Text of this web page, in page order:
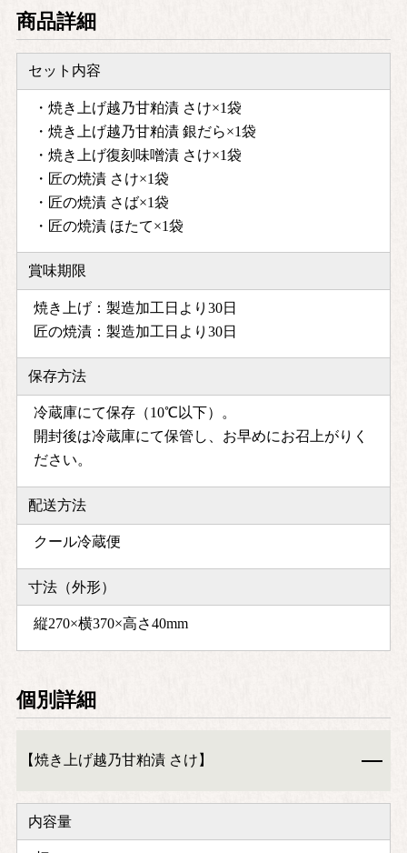
商品詳細
セット内容
・焼き上げ越乃甘粕漬 さけ×1袋
・焼き上げ越乃甘粕漬 銀だら×1袋
・焼き上げ復刻味噌漬 さけ×1袋
・匠の焼漬 さけ×1袋
・匠の焼漬 さば×1袋
・匠の焼漬 ほたて×1袋
賞味期限
焼き上げ：製造加工日より30日
匠の焼漬：製造加工日より30日
保存方法
冷蔵庫にて保存（10℃以下）。
開封後は冷蔵庫にて保管し、お早めにお召上がりく
ださい。
配送方法
クール冷蔵便
寸法（外形）
縦270×横370×高さ40mm
個別詳細
【焼き上げ越乃甘粕漬 さけ】
内容量